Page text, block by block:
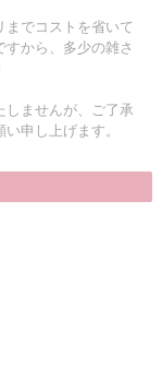
までコストを省いて
から、多少の雑さ
しませんが、ご了承
申し上げます。